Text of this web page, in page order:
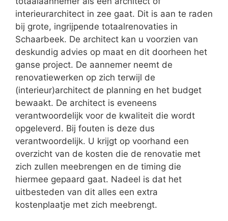
interieurarchitect in zee gaat. Dit is aan te raden
bij grote, ingrijpende totaalrenovaties in
Schaarbeek. De architect kan u voorzien van
deskundig advies op maat en dit doorheen het
ganse project. De aannemer neemt de
renovatiewerken op zich terwijl de
(interieur)architect de planning en het budget
bewaakt. De architect is eveneens
verantwoordelijk voor de kwaliteit die wordt
opgeleverd. Bij fouten is deze dus
verantwoordelijk. U krijgt op voorhand een
overzicht van de kosten die de renovatie met
zich zullen meebrengen en de timing die
hiermee gepaard gaat. Nadeel is dat het
uitbesteden van dit alles een extra
kostenplaatje met zich meebrengt.